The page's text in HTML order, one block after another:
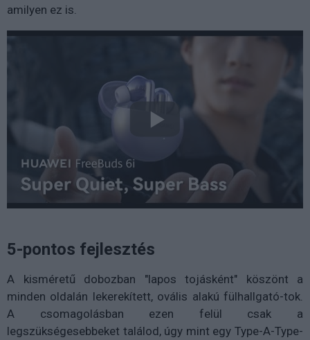
amilyen ez is.
5-pontos fejlesztés
A kisméretű dobozban "lapos tojásként" köszönt a
minden oldalán lekerekített, ovális alakú fülhallgató-tok.
A csomagolásban ezen felül csak a
legszükségesebbeket találod, úgy mint egy Type-A-Type-